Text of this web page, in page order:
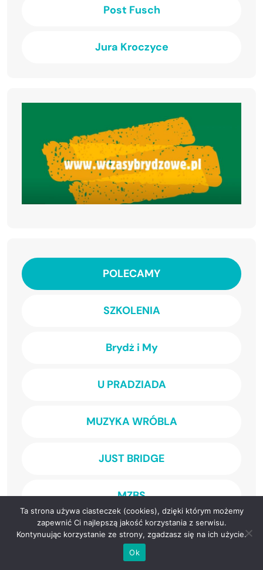
Post Fusch
Jura Kroczyce
POLECAMY
SZKOLENIA
Brydż i My
U PRADZIADA
MUZYKA WRÓBLA
JUST BRIDGE
MZBS
TZBS
Ta strona używa ciasteczek (cookies), dzięki którym możemy
zapewnić Ci najlepszą jakość korzystania z serwisu.
Kontynuując korzystanie ze strony, zgadzasz się na ich użycie.
Ok